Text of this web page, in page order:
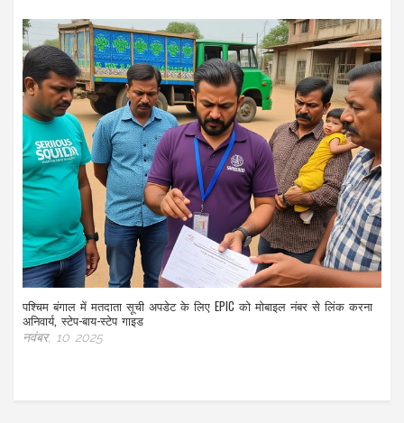
पश्चिम बंगाल में मतदाता सूची अपडेट के लिए EPIC को मोबाइल नंबर से लिंक करना
अनिवार्य, स्टेप-बाय-स्टेप गाइड
नवंबर, 10 2025